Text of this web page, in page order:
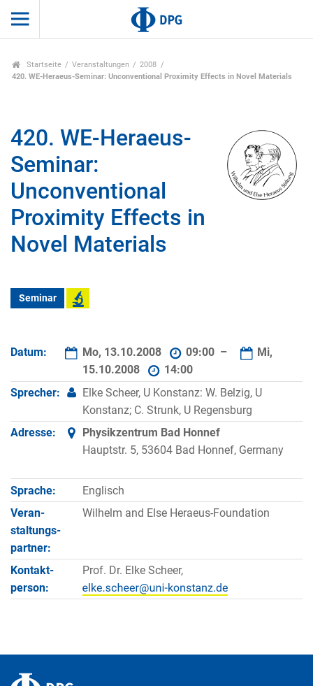
Startseite Veranstaltungen
2008
420. WE-Heraeus-Seminar: Unconventional Proximity Effects in Novel Materials
420. WE-Heraeus-
Seminar:
Unconventional
Proximity Effects in
Novel Materials
Seminar
Datum: Mo, 13.10.2008 09:00 –
Mi,
15.10.2008
14:00
Sprecher:
Elke Scheer, U Konstanz: W. Belzig, U
Konstanz; C. Strunk, U Regensburg
Adresse:
Physikzentrum Bad Honnef
Hauptstr. 5, 53604 Bad Honnef, Germany
Sprache:
Englisch
Veran­
staltungs­
partner:
Wilhelm and Else Heraeus-Foundation
Kontakt­
person:
Prof. Dr. Elke Scheer,